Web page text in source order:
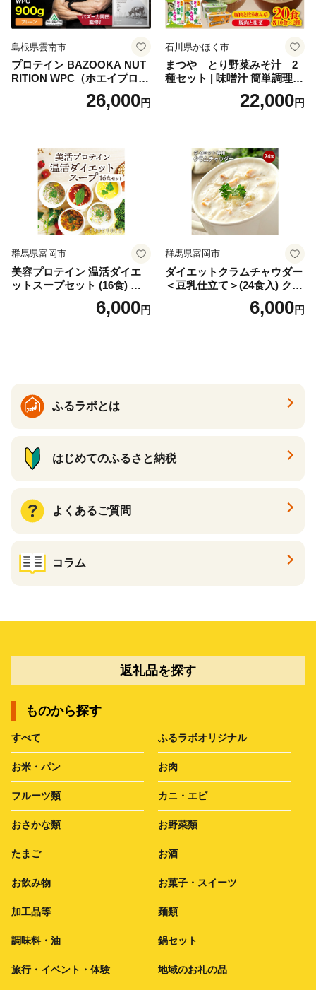
不要 おせち料理2027
島根県雲南市
プロテイン BAZOOKA NUT
RITION WPC（ホエイプロテ
イン）＜プレーン＞ 900g｜
バズーカ岡田監修・植物由来
ロン [AIEN005]
26,000円
石川県かほく市
まつや とり野菜みそ汁 2
種セット | 味噌汁 簡単調理
お味噌 おみそ みそ とり野菜
時短料理 時短ごはん ご当地
22,000円
群馬県富岡市
美容プロテイン 温活ダイエ
ットスープセット (16食) 小
分け スープ 食べ比べ セット
詰合せ クラムチャウダー チ
6,000円
群馬県富岡市
ダイエットクラムチャウダー
＜豆乳仕立て＞(24食入) クラ
ムチャウダー 豆乳 ダイエッ
ト スープ プロテイン たんぱ
6,000円
ふるラボとは
はじめてのふるさと納税
よくあるご質問
コラム
返礼品を探す
ものから探す
すべて ふるラボオリジナル
お米・パン お肉
フルーツ類 カニ・エビ
おさかな類 お野菜類
たまご お酒
お飲み物 お菓子・スイーツ
加工品等 麺類
調味料・油 鍋セット
旅行・イベント・体験 地域のお礼の品